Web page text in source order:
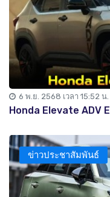
6 พ.ย. 2568 เวลา 15:52 น.
Honda Elevate ADV
ข่าวประชาสัมพันธ์